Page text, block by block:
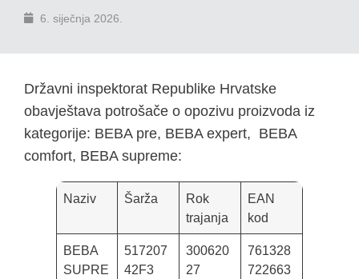
6. siječnja 2026.
Državni inspektorat Republike Hrvatske
obavještava potrošače o opozivu proizvoda iz
kategorije: BEBA pre, BEBA expert, BEBA
comfort, BEBA supreme:
Naziv Šarža
Rok
trajanja
EAN
kod
BEBA
SUPRE
517207
42F3
300620
27
761328
722663